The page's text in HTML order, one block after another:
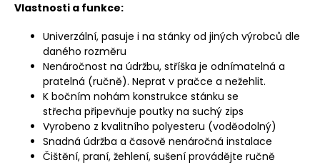
Vlastnosti a funkce:
Univerzální, pasuje i na stánky od jiných výrobců dle
daného rozměru
Nenáročnost na údržbu, stříška je odnímatelná a
pratelná (ručně). Neprat v pračce a nežehlit.
K bočním nohám konstrukce stánku se
střecha připevňuje poutky na suchý zips
Vyrobeno z kvalitního polyesteru (voděodolný)
Snadná údržba a časově nenáročná instalace
Čištění, praní, žehlení, sušení provádějte ručně